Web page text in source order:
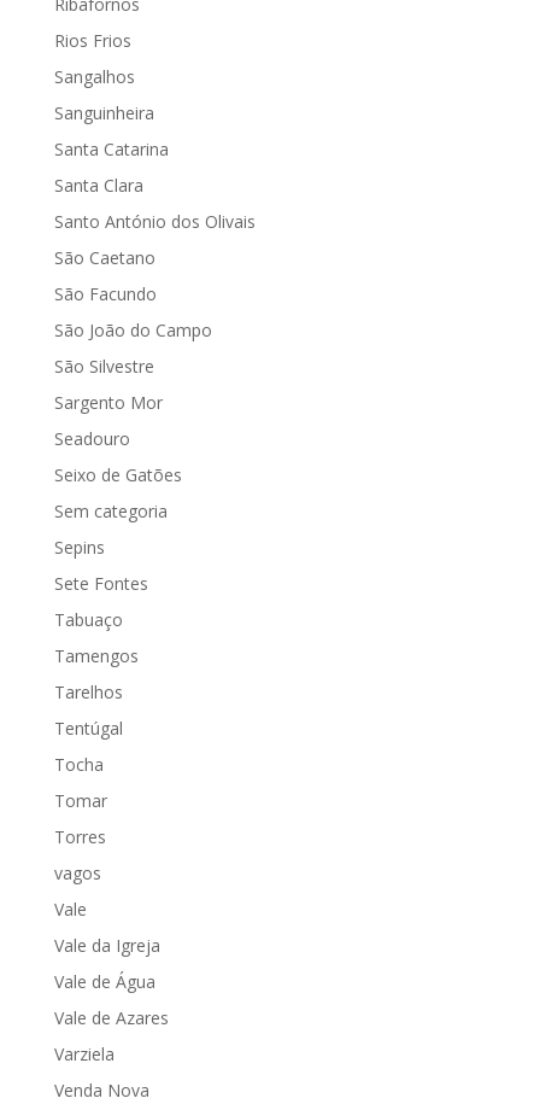
Rios Frios
Sangalhos
Sanguinheira
Santa Catarina
Santa Clara
Santo António dos Olivais
São Caetano
São Facundo
São João do Campo
São Silvestre
Sargento Mor
Seadouro
Seixo de Gatões
Sem categoria
Sepins
Sete Fontes
Tabuaço
Tamengos
Tarelhos
Tentúgal
Tocha
Tomar
Torres
vagos
Vale
Vale da Igreja
Vale de Água
Vale de Azares
Varziela
Venda Nova